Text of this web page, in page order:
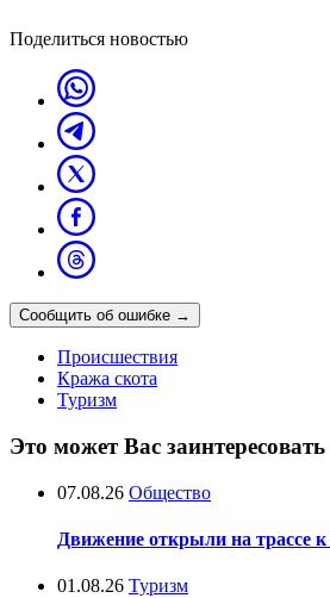
Поделиться новостью
Сообщить об ошибке →
Происшествия
Кража скота
Туризм
Это может Вас заинтересовать
07.08.26 Общество
Движение открыли на трассе к
01.08.26 Туризм